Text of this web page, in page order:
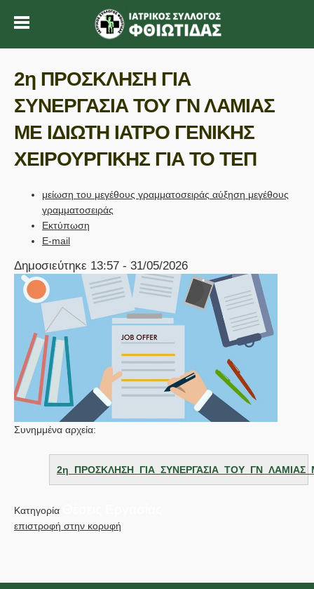
2η ΠΡΟΣΚΛΗΣΗ ΓΙΑ
ΣΥΝΕΡΓΑΣΙΑ ΤΟΥ ΓΝ ΛΑΜΙΑΣ
ΜΕ ΙΔΙΩΤΗ ΙΑΤΡΟ ΓΕΝΙΚΗΣ
ΧΕΙΡΟΥΡΓΙΚΗΣ ΓΙΑ ΤΟ ΤΕΠ
μείωση του μεγέθους γραμματοσειράς αύξηση μεγέθους
γραμματοσειράς
Εκτύπωση
E-mail
Δημοσιεύτηκε 13:57 - 31/05/2026
Συνημμένα αρχεία:
Κατηγορία
επιστροφή στην κορυφή